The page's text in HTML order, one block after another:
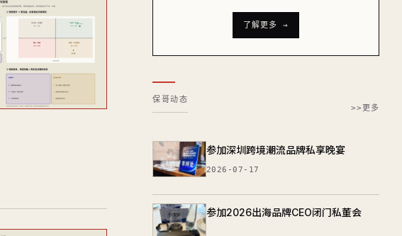
了解更多 →
保哥动态
>>更多
参加深圳跨境潮流品牌私享晚宴
2026-07-17
参加2026出海品牌CEO闭门私董会